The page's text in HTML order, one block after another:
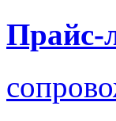
Прайс-